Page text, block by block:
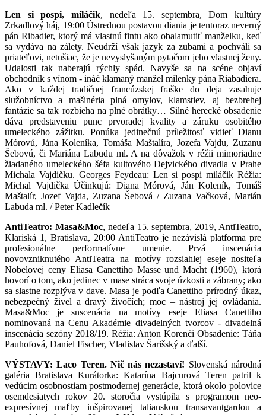
Len si pospi, miláčik, nedeľa 15. septembra, Dom kultúry
Zrkadlový háj, 19:00 Ústrednou postavou diania je tentoraz neverný
pán Ribadier, ktorý má vlastnú fintu ako obalamutiť manželku, keď
sa vydáva na zálety. Neudrží však jazyk za zubami a pochváli sa
priateľovi, netušiac, že je nevyslyšaným pytačom jeho vlastnej ženy.
Udalosti tak naberajú rýchly spád. Navyše sa na scéne objaví
obchodník s vínom - ináč klamaný manžel milenky pána Riabadiera.
Ako v každej tradičnej francúzskej fraške do deja zasahuje
služobníctvo a mašinéria plná omylov, klamstiev, aj bezbrehej
fantázie sa tak rozbieha na plné obrátky… Silné herecké obsadenie
dáva predstaveniu punc prvoradej kvality a záruku osobitého
umeleckého zážitku. Ponúka jedinečnú príležitosť vidieť Dianu
Mórovú, Jána Koleníka, Tomáša Maštalíra, Jozefa Vajdu, Zuzanu
Šebovú, či Mariána Labudu ml. A na dôvažok v réžii mimoriadne
žiadaného umeleckého šéfa kultového Dejvického divadla v Prahe
Michala Vajdičku. Georges Feydeau: Len si pospi miláčik Réžia:
Michal Vajdička Účinkujú: Diana Mórová, Ján Koleník, Tomáš
Maštalír, Jozef Vajda, Zuzana Šebová / Zuzana Vačková, Marián
Labuda ml. / Peter Kadlečík
AntiTeatro: Masa&Moc, nedeľa 15. septembra, 2019, AntiTeatro,
Klariská 1, Bratislava, 20:00 AntiTeatro je nezávislá platforma pre
profesionálne performatívne umenie. Prvá inscenácia
novovzniknutého AntiTeatra na motívy rozsiahlej eseje nositeľa
Nobelovej ceny Eliasa Canettiho Masse und Macht (1960), ktorá
hovorí o tom, ako jedinec v mase stráca svoje úzkosti a zábrany; ako
sa slastne rozplýva v dave. Masa je podľa Canettiho prírodný úkaz,
nebezpečný živel a dravý živočích; moc – nástroj jej ovládania.
Masa&Moc je snscenácia na motívy eseje Eliasa Canettiho
nominovaná na Cenu Akadémie divadelných tvorcov - divadelná
inscenácia sezóny 2018/19. Réžia: Anton Korenči Obsadenie: Táňa
Pauhofová, Daniel Fischer, Vladislav Šarišský a ďalší.
VÝSTAVY: Laco Teren. Nič nás nezastaví! Slovenská národná
galéria Bratislava Kurátorka: Katarína Bajcurová Teren patril k
vedúcim osobnostiam postmodernej generácie, ktorá okolo polovice
osemdesiatych rokov 20. storočia vystúpila s programom neo-
expresívnej maľby inšpirovanej talianskou transavantgardou a